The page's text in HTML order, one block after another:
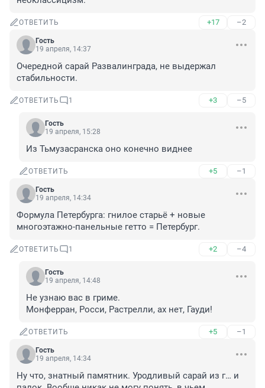
ОТВЕТИТЬ +17 –2
Гость
19 апреля, 14:37
Очередной сарай Развалинграда, не выдержал
стабильности.
ОТВЕТИТЬ 1 +3 –5
Гость
19 апреля, 15:28
Из Тьмузасранска оно конечно виднее
ОТВЕТИТЬ +5 –1
Гость
19 апреля, 14:34
Формула Петербурга: гнилое старьё + новые
многоэтажно-панельные гетто = Петербург.
ОТВЕТИТЬ 1 +2 –4
Гость
19 апреля, 14:48
Не узнаю вас в гриме.
Монферран, Росси, Растрелли, ах нет, Гауди!
ОТВЕТИТЬ +5 –1
Гость
19 апреля, 14:34
Ну что, знатный памятник. Уродливый сарай из г… и